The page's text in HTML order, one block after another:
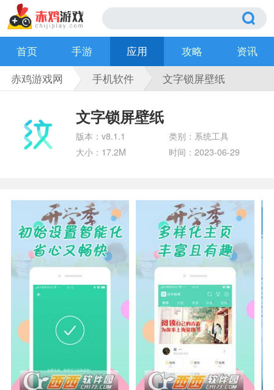
首页 手游 应用 攻略
资讯
赤鸡游戏网
手机软件 文字锁屏壁纸
文字锁屏壁纸
版本：v8.1.1
类别：系统工具
大小：17.2M
时间：2023-06-29